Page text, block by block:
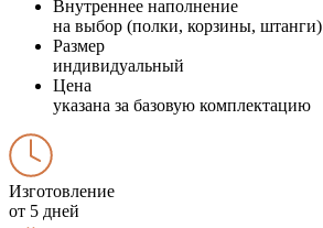
Внутреннее наполнение
на выбор (полки, корзины, штанги)
Размер
индивидуальный
Цена
указана за базовую комплектацию
Изготовление
от 5 дней